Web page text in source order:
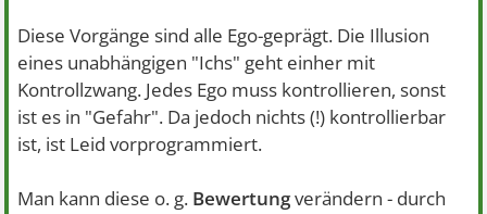
Diese Vorgänge sind alle Ego-geprägt. Die Illusion
eines unabhängigen "Ichs" geht einher mit
Kontrollzwang. Jedes Ego muss kontrollieren, sonst
ist es in "Gefahr". Da jedoch nichts (!) kontrollierbar
ist, ist Leid vorprogrammiert.
Man kann diese o. g. Bewertungverändern - durch